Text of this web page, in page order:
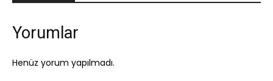
Yorumlar
Henüz yorum yapılmadı.